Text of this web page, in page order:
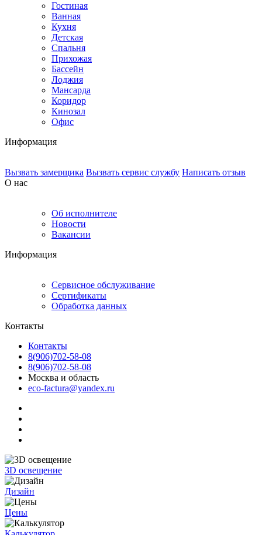
Гостиная
Ванная
Кухня
Детская
Спальня
Прихожая
Бассейн
Лоджия
Мансарда
Коридор
Кинозал
Офис
Информация
Вызвать замерщика Вызвать сервис службу Написать отзыв
О нас
Об исполнителе
Новости
Вакансии
Информация
Сервисное обслуживание
Сертификаты
Обработка данных
Контакты
Контакты
8(906)702-58-08
8(906)702-58-08
Москва и область
eco-factura@yandex.ru
3D освещение
Дизайн
Цены